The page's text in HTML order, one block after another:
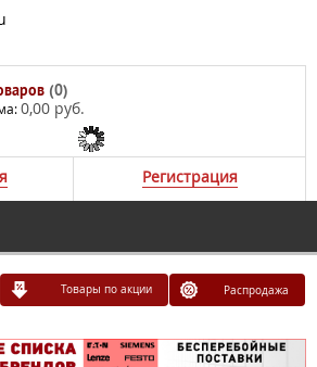
(0)
0,00 руб.
Регистрация
Товары по акции Распродажа